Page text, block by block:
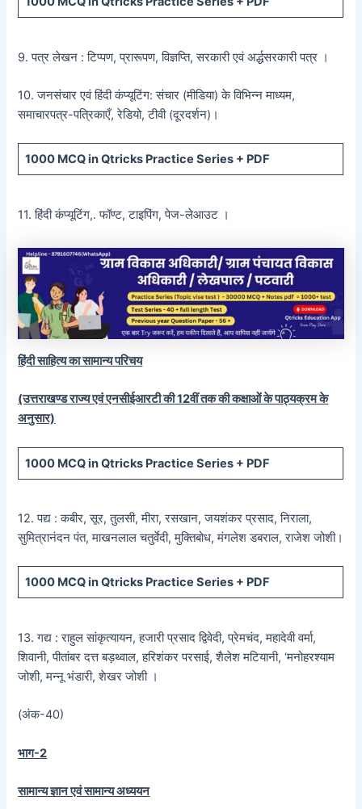
9. पत्र लेखन : टिप्पण, प्रारूपण, विज्ञप्ति, सरकारी एवं अर्द्धसरकारी पत्र ।
10. जनसंचार एवं हिंदी कंप्यूटिंग: संचार (मीडिया) के विभिन्न माध्यम,
समाचारपत्र-पत्रिकाएँ, रेडियो, टीवी (दूरदर्शन)।
1000 MCQin Qtricks Practice Series + PDF
11. हिंदी कंप्यूटिंग,. फॉण्ट, टाइपिंग, पेज-लेआउट ।
हिंदी साहित्य का सामान्य परिचय
(उत्तराखण्ड राज्य एवं एनसीईआरटी की 12वीं तक की कक्षाओं के पाठ्यक्रम के
अनुसार)
1000 MCQin Qtricks Practice Series + PDF
12. पद्य : कबीर, सूर, तुलसी, मीरा, रसखान, जयशंकर प्रसाद, निराला,
सुमित्रानंदन पंत, माखनलाल चतुर्वेदी, मुक्तिबोध, मंगलेश डबराल, राजेश जोशी।
1000 MCQin Qtricks Practice Series + PDF
13. गद्य : राहुल सांकृत्यायन, हजारी प्रसाद द्विवेदी, प्रेमचंद, महादेवी वर्मा,
शिवानी, पीतांबर दत्त बड़थ्वाल, हरिशंकर परसाई, शैलेश मटियानी, ‘मनोहरश्याम
जोशी, मन्नू भंडारी, शेखर जोशी ।
(अंक-40)
भाग-2
सामान्य ज्ञान एवं सामान्य अध्ययन